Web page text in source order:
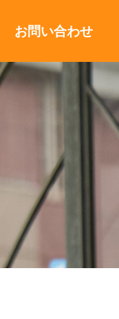
お問い合わせ